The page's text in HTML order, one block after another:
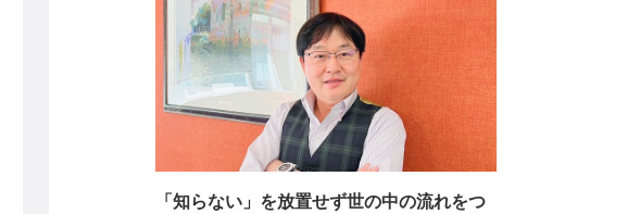
「知らない」を放置せず世の中の流れをつ